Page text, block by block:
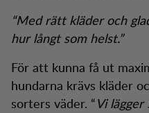
“Med rätt kläder och
hur långt som helst.”
För att kunna få ut
hundarna krävs kläder
sorters väder. “Vi